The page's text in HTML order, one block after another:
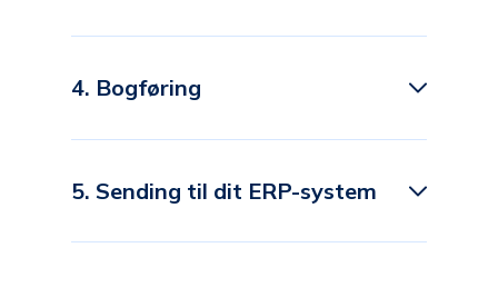
4. Bogføring
5. Sending til dit ERP-system